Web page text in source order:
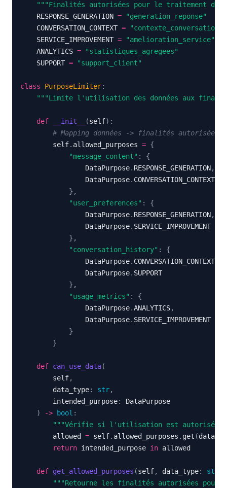
"""Finalités autorisées pour le traitement des
    RESPONSE_GENERATION
=
"generation_reponse"
    CONVERSATION_CONTEXT
=
"contexte_conversation"
    SERVICE_IMPROVEMENT
=
"amelioration_service"
    ANALYTICS
=
"statistiques_agregees"
    SUPPORT
= "support_client"
class PurposeLimiter:
"""Limite l'utilisation des données aux
def __init__ (self) :
# Mapping données -> finalités autorisées
        self
. allowed_purposes = {
"message_content" :
{
                DataPurpose
. RESPONSE_GENERATION,
                DataPurpose
.
} ,
"user_preferences" :
{
                DataPurpose
. RESPONSE_GENERATION,
                DataPurpose
.
} ,
"conversation_history" :
{
                DataPurpose
. CONVERSATION_CONTEXT
                DataPurpose
.
} ,
"usage_metrics" :
{
                DataPurpose
.ANALYTICS,
                DataPurpose
.
}
}
def can_use_data(
        self
,
        data_type
: str,
        intended_purpose
:
)
-> bool :
"""Vérifie si l'utilisation est
        allowed
= self. allowed_purposes . get (
return intended_purpose in
def get_allowed_purposes (self, data_type: str
"""Retourne les finalités autorisées pour